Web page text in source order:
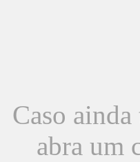
Caso
abra um